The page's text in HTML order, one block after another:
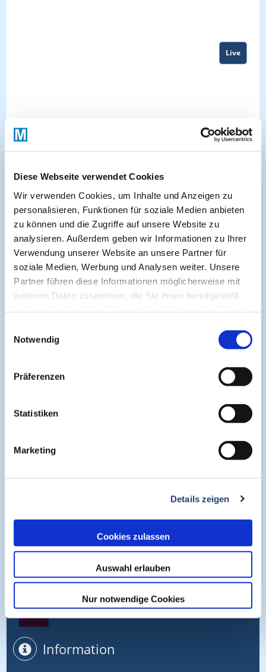
Diese Webseite verwendet Cookies
Wir verwenden Cookies, um Inhalte und Anzeigen zu
personalisieren, Funktionen für soziale Medien anbieten
zu können und die Zugriffe auf unsere Website zu
analysieren. Außerdem geben wir Informationen zu Ihrer
Verwendung unserer Website an unsere Partner für
soziale Medien, Werbung und Analysen weiter. Unsere
Partner führen diese Informationen möglicherweise mit
weiteren Daten zusammen, die Sie ihnen bereitgestellt
Notwendig
Präferenzen
Statistiken
Marketing
Details zeigen
Cookies zulassen
Auswahl erlauben
Nur notwendige Cookies
Live
About
Cogitando-GmbH
c/o CME-Verlag Medcram
Im Birnengarten 7
91077 Neunkirchen am Brand
+49 (0)9134 2290930
Online Symposien
Symposium One Health
Symposium Asthma und Allergien
Gemeinsam gegen ADIPOSITAS
Information